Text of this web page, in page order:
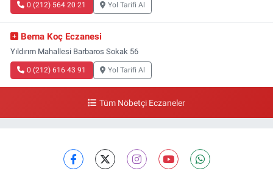
0 (212) 564 20 21 Yol Tarifi Al
Berna Koç Eczanesi
Yıldırım Mahallesi Barbaros Sokak 56
0 (212) 616 43 91 Yol Tarifi Al
Tüm Nöbetçi Eczaneler